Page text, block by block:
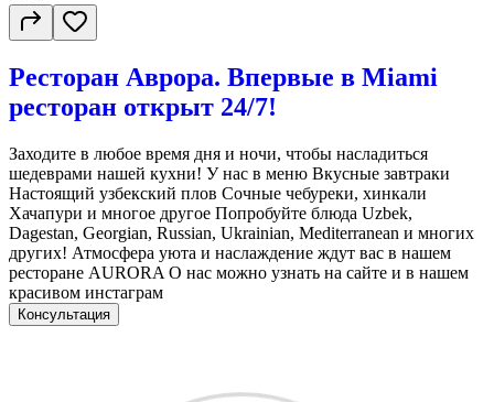
Ресторан Аврора. Впервые в Miami
ресторан открыт 24/7!
Заходите в любое время дня и ночи, чтобы насладиться
шедеврами нашей кухни! У нас в меню Вкусные завтраки
Настоящий узбекский плов Сочные чебуреки, хинкали
Хачапури и многое другое Попробуйте блюда Uzbek,
Dagestan, Georgian, Russian, Ukrainian, Mediterranean и многих
других! Атмосфера уюта и наслаждение ждут вас в нашем
ресторане AURORA О нас можно узнать на сайте и в нашем
красивом инстаграм
Консультация